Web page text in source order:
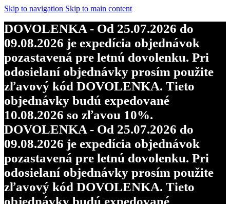
Skip to navigation Skip to main content
DOVOLENKA - Od 25.07.2026 do
09.08.2026 je expedícia objednávok
pozastavená pre letnú dovolenku. Pri
odosielaní objednávky prosím použite
zľavový kód DOVOLENKA. Tieto
objednávky budú expedované
10.08.2026 so zľavou 10%.
DOVOLENKA - Od 25.07.2026 do
09.08.2026 je expedícia objednávok
pozastavená pre letnú dovolenku. Pri
odosielaní objednávky prosím použite
zľavový kód DOVOLENKA. Tieto
objednávky budú expedované